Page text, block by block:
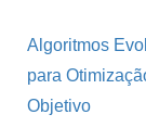
Algoritmos
para
Objetivo